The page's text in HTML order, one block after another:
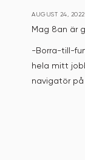
AUGUST 24, 2022
Mag 8an är
-Borra-till-
hela mitt
navigatör på